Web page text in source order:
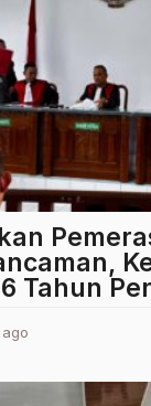
a
n
g
o
Tahun